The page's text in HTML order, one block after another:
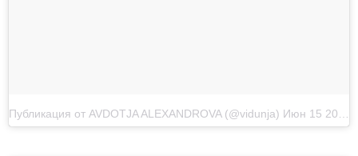
Публикация от AVDOTJA ALEXANDROVA (@vidunja) Июн 15 2017 в 7:00 PDT